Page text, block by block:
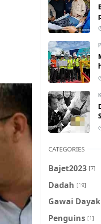
CATEGORIES
Bajet2023 [7]
Dadah [19]
Gawai Dayak
Penguins [1]